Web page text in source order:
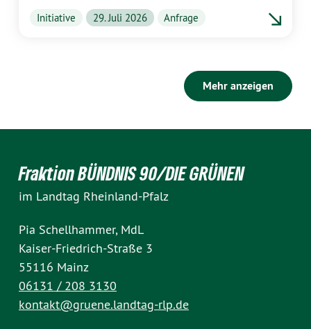
Initiative 29. Juli 2026 Anfrage
Mehr anzeigen
Fraktion BÜNDNIS 90/DIE GRÜNEN
im Landtag Rheinland-Pfalz
Pia Schellhammer, MdL
Kaiser-Friedrich-Straße 3
55116 Mainz
06131 / 208 3130
kontakt@gruene.landtag-rlp.de